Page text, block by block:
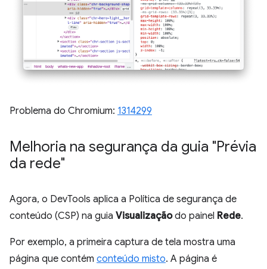
Problema do Chromium: 1314299
Melhoria na segurança da guia "Prévia
da rede"
Agora, o DevTools aplica a Política de segurança de
conteúdo (CSP) na guia Visualizaçãodo painel Rede.
Por exemplo, a primeira captura de tela mostra uma
página que contém conteúdo misto. A página é